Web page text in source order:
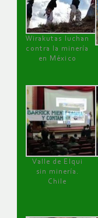
Wirakutas luchan
contra la minería
en México
Valle de Elqui
sin minería.
Chile